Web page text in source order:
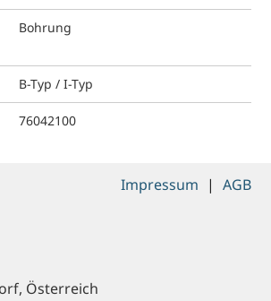
Bohrung
B-Typ / I-Typ
76042100
Österreich
Impressum | AGB